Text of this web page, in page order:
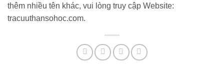
thêm nhiều tên khác, vui lòng truy cập Website:
tracuuthansohoc.com.